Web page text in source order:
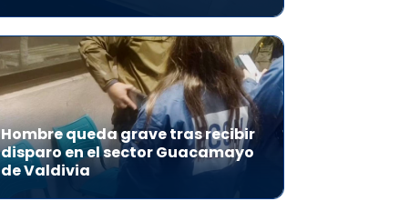
Hombre queda grave tras recibir
disparo en el sector Guacamayo
de Valdivia